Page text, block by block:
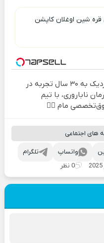
شین اوغلان کاپشن
نزدیک به ۳۰ سال تجربه در
ناباروری، با تیم
مام 👩‍⚕️
های اجتماعی
تلگرام واتساپ
0 نظر